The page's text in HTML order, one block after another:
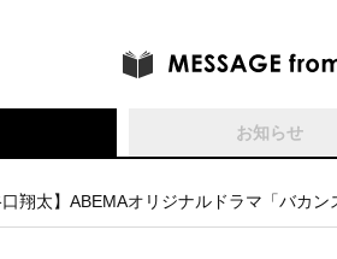
お知らせ
翔太】ABEMAオリジナルドラマ「バカン